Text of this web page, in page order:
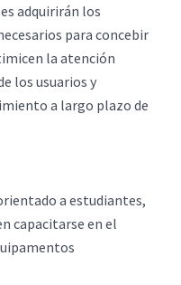
adquirirán los
para concebir
la atención
los usuarios y
a largo plazo de
a estudiantes,
capacitarse en el